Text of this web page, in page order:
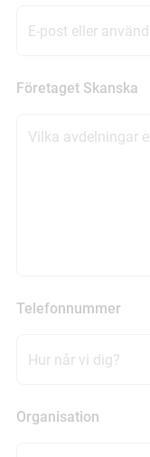
Företaget Skanska
Telefonnummer
Organisation